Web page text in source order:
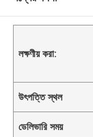
লক্ষণীয় করা:
উৎপত্তি স্থল
ডেলিভারি সময়